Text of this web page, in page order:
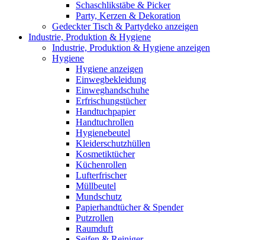
Schaschlikstäbe & Picker
Party, Kerzen & Dekoration
Gedeckter Tisch & Partydeko anzeigen
Industrie, Produktion & Hygiene
Industrie, Produktion & Hygiene anzeigen
Hygiene
Hygiene anzeigen
Einwegbekleidung
Einweghandschuhe
Erfrischungstücher
Handtuchpapier
Handtuchrollen
Hygienebeutel
Kleiderschutzhüllen
Kosmetiktücher
Küchenrollen
Lufterfrischer
Müllbeutel
Mundschutz
Papierhandtücher & Spender
Putzrollen
Raumduft